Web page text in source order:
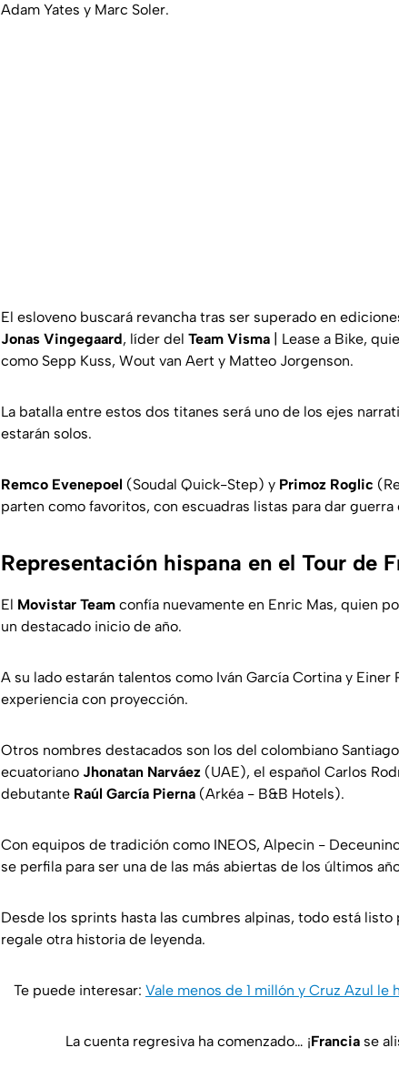
Adam Yates y Marc Soler.
El esloveno buscará revancha tras ser superado en
Jonas Vingegaard, líder del Team Visma | Lease a Bike,
como Sepp Kuss, Wout van Aert y Matteo Jorgenson.
La batalla entre estos dos titanes será uno de los ejes
estarán solos.
Remco Evenepoel (Soudal Quick-Step) y Primoz Roglic
parten como favoritos, con escuadras listas para dar guerra
Representación hispana en el Tour de
El Movistar Team confía nuevamente en Enric Mas, quien
un destacado inicio de año.
A su lado estarán talentos como Iván García Cortina y
experiencia con proyección.
Otros nombres destacados son los del colombiano
ecuatoriano Jhonatan Narváez (UAE), el español Carlos
debutante Raúl García Pierna (Arkéa - B&B Hotels).
Con equipos de tradición como INEOS, Alpecin -
se perfila para ser una de las más abiertas de los últimos
Desde los sprints hasta las cumbres alpinas, todo está listo
regale otra historia de leyenda.
Te puede interesar: Vale menos de 1 millón y Cruz Azul
La cuenta regresiva ha comenzado… ¡Francia se